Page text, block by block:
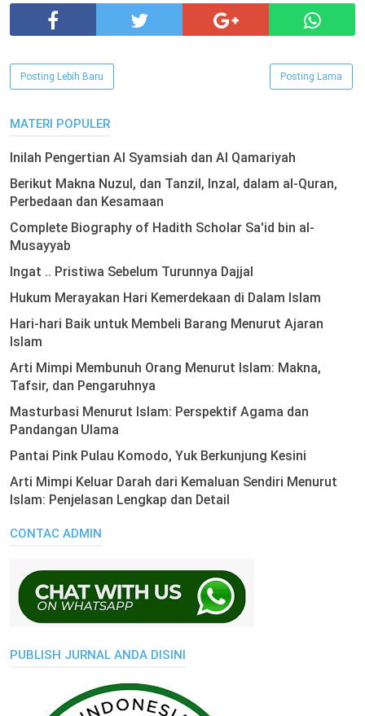
Posting Lebih Baru Posting Lama
MATERI POPULER
Inilah Pengertian Al Syamsiah dan Al Qamariyah
Berikut Makna Nuzul, dan Tanzil, Inzal, dalam al-Quran,
Perbedaan dan Kesamaan
Complete Biography of Hadith Scholar Sa'id bin al-
Musayyab
Ingat .. Pristiwa Sebelum Turunnya Dajjal
Hukum Merayakan Hari Kemerdekaan di Dalam Islam
Hari-hari Baik untuk Membeli Barang Menurut Ajaran
Islam
Arti Mimpi Membunuh Orang Menurut Islam: Makna,
Tafsir, dan Pengaruhnya
Masturbasi Menurut Islam: Perspektif Agama dan
Pandangan Ulama
Pantai Pink Pulau Komodo, Yuk Berkunjung Kesini
Arti Mimpi Keluar Darah dari Kemaluan Sendiri Menurut
Islam: Penjelasan Lengkap dan Detail
CONTAC ADMIN
PUBLISH JURNAL ANDA DISINI